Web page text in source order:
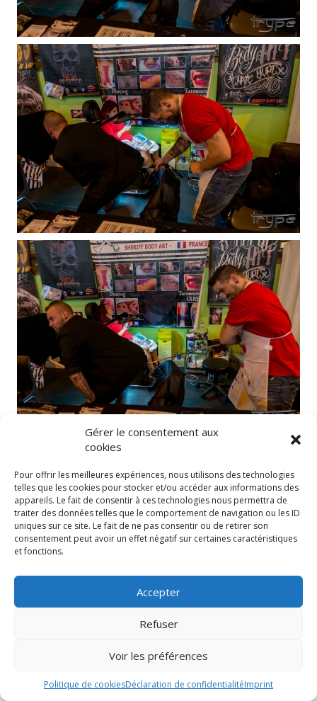
Gérer le consentement aux
cookies
Pour offrir les meilleures expériences, nous utilisons des technologies
telles que les cookies pour stocker et/ou accéder aux informations des
appareils. Le fait de consentir à ces technologies nous permettra de
traiter des données telles que le comportement de navigation ou les ID
uniques sur ce site. Le fait de ne pas consentir ou de retirer son
consentement peut avoir un effet négatif sur certaines caractéristiques
et fonctions.
Accepter
Refuser
Voir les préférences
Politique de cookiesDéclaration de confidentialitéImprint